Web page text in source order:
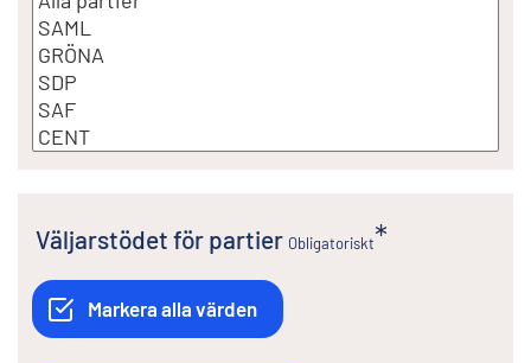
Väljarstödet för partier Obligatoriskt